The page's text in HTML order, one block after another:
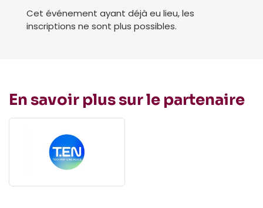
Cet événement ayant déjà eu lieu, les
inscriptions ne sont plus possibles.
En savoir plus sur le partenaire